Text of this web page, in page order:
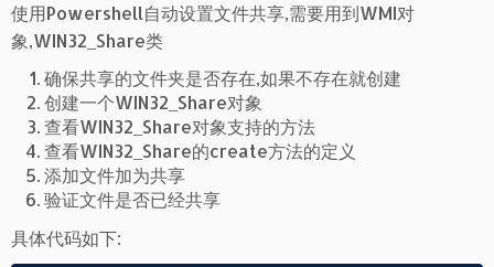
使用Powershell自动设置文件共享,需要用到WMI对
象,WIN32_Share类
确保共享的文件夹是否存在,如果不存在就创建
创建一个WIN32_Share对象
查看WIN32_Share对象支持的方法
查看WIN32_Share的create方法的定义
添加文件加为共享
验证文件是否已经共享
具体代码如下: